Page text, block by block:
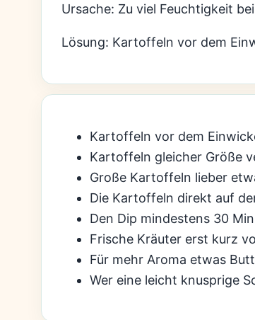
Ursache: Zu viel Feuchtigkeit
Lösung: Kartoffeln vor dem
Kartoffeln vor dem
Kartoffeln gleicher Größe
Große Kartoffeln lieber
Die Kartoffeln direkt auf
Den Dip mindestens 30
Frische Kräuter erst kurz
Für mehr Aroma etwas
Wer eine leicht knusprige